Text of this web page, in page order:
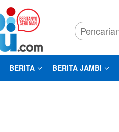
BERITA BERITA JAMBI